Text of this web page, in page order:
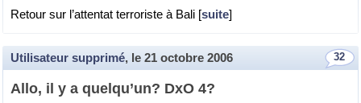
Re­tour sur l’at­ten­tat ter­ro­riste à Bali [suite]
32
Utilisateur supprimé, le 21 octobre 2006
Allo, il y a quel­qu’un? DxO 4?